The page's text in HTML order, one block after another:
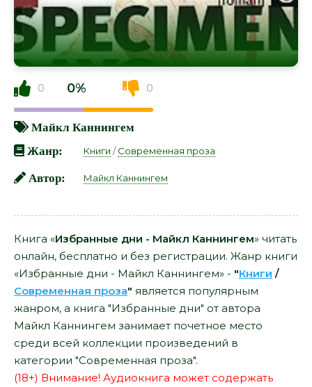
0 0% 0
Майкл Каннингем
Жанр:
Книги /Современная проза
Автор: Майкл Каннингем
Книга «Избранные дни - Майкл Каннингем» читать
онлайн, бесплатно и без регистрации. Жанр книги
«Избранные дни - Майкл Каннингем» - "Книги /
Современная проза" является популярным
жанром, а книга "Избранные дни" от автора
Майкл Каннингем занимает почетное место
среди всей коллекции произведений в
категории "Современная проза".
(18+) Внимание! Аудиокнига может содержать